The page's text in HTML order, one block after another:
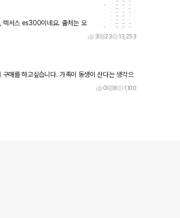
렉서스 es300이네요. 출처는 오
3 23 13,253
0 8 1,100